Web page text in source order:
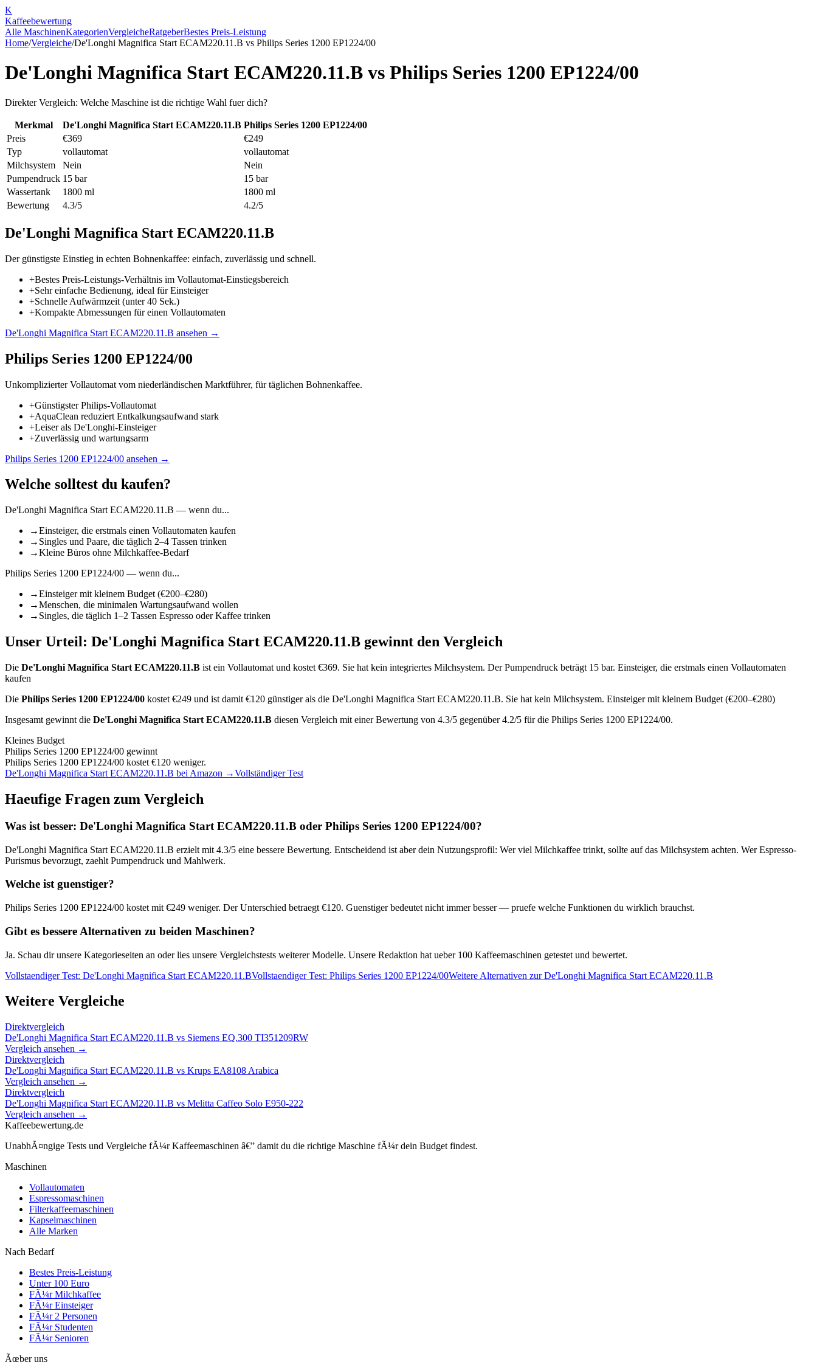
K
Kaffeebewertung
Alle MaschinenKategorienVergleicheRatgeberBestes Preis-Leistung
Home/Vergleiche/De'Longhi Magnifica Start ECAM220.11.B vs Philips Series 1200 EP1224/00
De'Longhi Magnifica Start ECAM220.11.B vs Philips Series 1200 EP1224/00
Direkter Vergleich: Welche Maschine ist die richtige Wahl fuer dich?
Merkmal De'Longhi Magnifica Start ECAM220.11.B Philips Series 1200 EP1224/00
Preis
€369
€249
Typ
vollautomat
vollautomat
Milchsystem
Nein
Nein
Pumpendruck 15 bar
15 bar
Wassertank
1800 ml
1800 ml
Bewertung
4.3/5 4.2/5
De'Longhi Magnifica Start ECAM220.11.B
Der günstigste Einstieg in echten Bohnenkaffee: einfach, zuverlässig und schnell.
+Bestes Preis-Leistungs-Verhältnis im Vollautomat-Einstiegsbereich
+Sehr einfache Bedienung, ideal für Einsteiger
+Schnelle Aufwärmzeit (unter 40 Sek.)
+Kompakte Abmessungen für einen Vollautomaten
De'Longhi Magnifica Start ECAM220.11.B ansehen →
Philips Series 1200 EP1224/00
Unkomplizierter Vollautomat vom niederländischen Marktführer, für täglichen Bohnenkaffee.
+Günstigster Philips-Vollautomat
+AquaClean reduziert Entkalkungsaufwand stark
+Leiser als De'Longhi-Einsteiger
+Zuverlässig und wartungsarm
Philips Series 1200 EP1224/00 ansehen →
Welche solltest du kaufen?
De'Longhi Magnifica Start ECAM220.11.B — wenn du...
→Einsteiger, die erstmals einen Vollautomaten kaufen
→ Singles und Paare, die täglich 2–4 Tassen trinken
→Kleine Büros ohne Milchkaffee-Bedarf
Philips Series 1200 EP1224/00 — wenn du...
→Einsteiger mit kleinem Budget (€200–€280)
→Menschen, die minimalen Wartungsaufwand wollen
→ Singles, die täglich 1–2 Tassen Espresso oder Kaffee trinken
Unser Urteil: De'Longhi Magnifica Start ECAM220.11.B gewinnt den Vergleich
Die De'Longhi Magnifica Start ECAM220.11.B ist ein Vollautomat und kostet €369. Sie hat kein integriertes Milchsystem. Der Pumpendruck beträgt 15 bar. Einsteiger, die erstmals einen Vollautomaten
kaufen
Die Philips Series 1200 EP1224/00 kostet €249 und ist damit €120 günstiger als die De'Longhi Magnifica Start ECAM220.11.B. Sie hat kein Milchsystem. Einsteiger mit kleinem Budget (€200–€280)
Insgesamt gewinnt die De'Longhi Magnifica Start ECAM220.11.B diesen Vergleich mit einer Bewertung von 4.3/5 gegenüber4.2/5 für die Philips Series 1200 EP1224/00.
Kleines Budget
Philips Series 1200 EP1224/00 gewinnt
Philips Series 1200 EP1224/00 kostet €120 weniger.
De'Longhi Magnifica Start ECAM220.11.B bei Amazon →Vollständiger Test
Haeufige Fragen zum Vergleich
Was ist besser: De'Longhi Magnifica Start ECAM220.11.B oder Philips Series 1200 EP1224/00?
De'Longhi Magnifica Start ECAM220.11.B erzielt mit 4.3/5 eine bessere Bewertung. Entscheidend ist aber dein Nutzungsprofil: Wer viel Milchkaffee trinkt, sollte auf das Milchsystem achten. Wer Espresso-
Purismus bevorzugt, zaehlt Pumpendruck und Mahlwerk.
Welche ist guenstiger?
Philips Series 1200 EP1224/00 kostet mit €249 weniger. Der Unterschied betraegt €120. Guenstiger bedeutet nicht immer besser — pruefe welche Funktionen du wirklich brauchst.
Gibt es bessere Alternativen zu beiden Maschinen?
Ja. Schau dir unsere Kategorieseiten an oder lies unsere Vergleichstests weiterer Modelle. Unsere Redaktion hat ueber 100 Kaffeemaschinen getestet und bewertet.
Vollstaendiger Test: De'Longhi Magnifica Start ECAM220.11.BVollstaendiger Test: Philips Series 1200 EP1224/00Weitere Alternativen zurDe'Longhi Magnifica Start ECAM220.11.B
Weitere Vergleiche
Direktvergleich
De'Longhi Magnifica Start ECAM220.11.B vs Siemens EQ.300 TI351209RW
Vergleich ansehen →
Direktvergleich
De'Longhi Magnifica Start ECAM220.11.B vs Krups EA8108 Arabica
Vergleich ansehen →
Direktvergleich
De'Longhi Magnifica Start ECAM220.11.B vs Melitta Caffeo Solo E950-222
Vergleich ansehen →
Kaffeebewertung.de
UnabhÃ¤ngige Tests und Vergleiche fÃ¼r Kaffeemaschinen â€” damit du die richtige Maschine fÃ¼r dein Budget findest.
Maschinen
Vollautomaten
Espressomaschinen
Filterkaffeemaschinen
Kapselmaschinen
Alle Marken
Nach Bedarf
Bestes Preis-Leistung
Unter 100 Euro
FÃ¼r Milchkaffee
FÃ¼r Einsteiger
FÃ¼r 2 Personen
FÃ¼r Studenten
FÃ¼r Senioren
Ãœber uns